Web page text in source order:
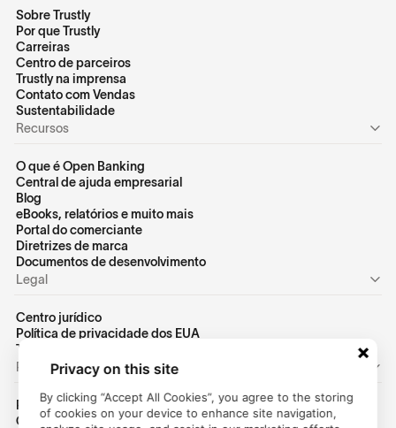
Sobre Trustly
Por que Trustly
Carreiras
Centro de parceiros
Trustly na imprensa
Contato com Vendas
Sustentabilidade
Recursos
O que é Open Banking
Central de ajuda empresarial
Blog
eBooks, relatórios e muito mais
Portal do comerciante
Diretrizes de marca
Documentos de desenvolvimento
Legal
Centro jurídico
Política de privacidade dos EUA
Termos de uso dos EUA
Pessoal
Página inicial do consumidor
Centro de ajuda
Privacy on this site
By clicking “Accept All Cookies”, you agree to the storing
of cookies on your device to enhance site navigation,